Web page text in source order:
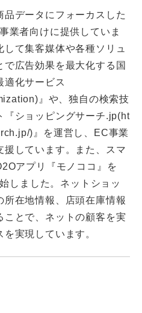
品データにフォーカスした
業者向けに提供していま
て集客媒体や各種ソリュ
広告効果を最大化する国
適化サービス
』や、独自の検索技
『ショッピングサーチ.jp(ht
)』を運営し、EC事業
援しています。また、スマ
アプリ『モノココ』を
しました。ネットショッ
所在地情報、店頭在庫情報
ことで、ネットの顧客を実
実現しています。